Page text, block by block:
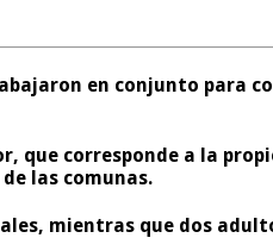
en conjunto para
corresponde a la
las comunas.
mientras que dos